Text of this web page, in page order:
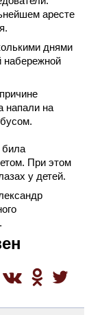
аресте
днями
набережной
напали на
При этом
у детей.